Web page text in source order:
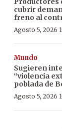
cubrir
freno al
Agosto 5, 2026
Mundo
Sugieren
“violencia
poblada de
Agosto 5, 2026